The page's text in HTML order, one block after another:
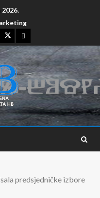
predsjedničke izbore